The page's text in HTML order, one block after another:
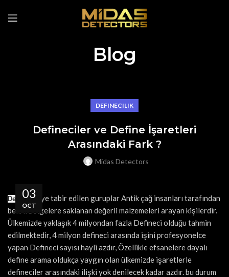
Blog
DEFINECILIK
Defineciler ve Define İşaretleri
Arasındaki Fark ?
Midas Detectors
03
OCT
Defineci diye tabir edilen guruplar Antik çağ insanları tarafından
belirli bölgelere saklanan değerli malzemeleri arayan kişilerdir.
Ülkemizde yaklaşık 4 milyondan fazla Defineci olduğu tahmin
edilmektedir, 4 milyon defineci arasında işini profesyonelce
yapan Defineci sayısı hayli azdır, Özellikle efsanelere dayalı
define arama oldukça yaygın olan ülkemizde işaretlerle
defineciler arasındaki ilişki yok denilecek kadar azdır. bu durum